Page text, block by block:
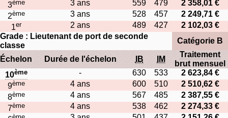
3ème 3 ans 559 479
2 358,01 €
2ème 3 ans 528 457
2 249,71 €
1er 2 ans 489 427
2 102,03 €
Grade : Lieutenant de port de seconde
classe
Catégorie B
Échelon Durée de l'échelon IB IM
Traitement
brut mensuel
10ème - 630 533
2 623,84 €
9ème 4 ans 600 510
2 510,62 €
8ème 4 ans 567 485
2 387,55 €
7ème 4 ans 538 462
2 274,33 €